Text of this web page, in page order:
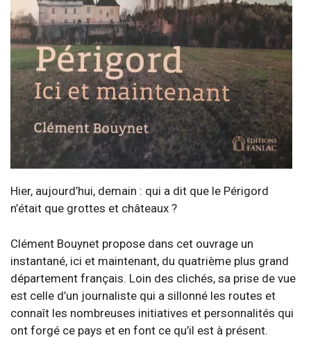
Hier, aujourd’hui, demain : qui a dit que le Périgord
n’était que grottes et châteaux ?
Clément Bouynet propose dans cet ouvrage un
instantané, ici et maintenant, du quatrième plus grand
département français. Loin des clichés, sa prise de vue
est celle d’un journaliste qui a sillonné les routes et
connaît les nombreuses initiatives et personnalités qui
ont forgé ce pays et en font ce qu’il est à présent.